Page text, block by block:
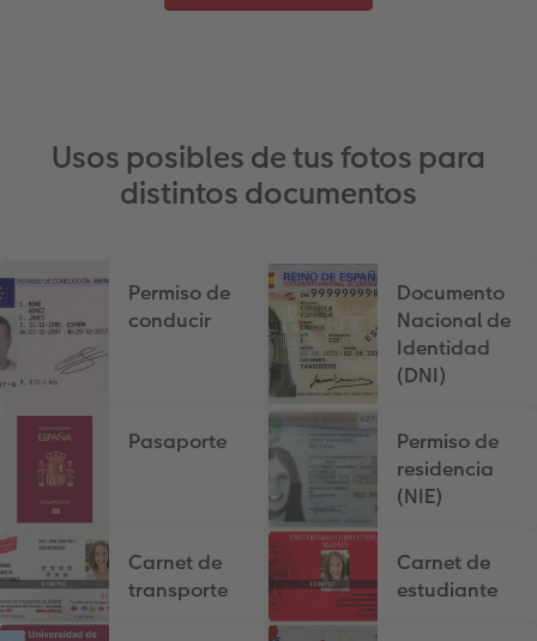
Usos posibles de tus fotos para
distintos documentos
Permiso de
conducir
Documento
Nacional de
Identidad
(DNI)
Pasaporte
Permiso de
residencia
(NIE)
Carnet de
transporte
Carnet de
estudiante